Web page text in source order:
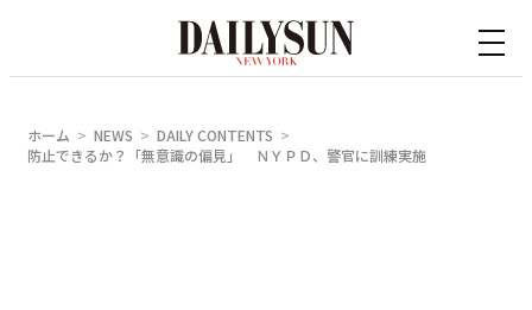
ホーム NEWS
DAILY CONTENTS
防止できるか？「無意識の偏見」 ＮＹＰＤ、警官に訓練実施